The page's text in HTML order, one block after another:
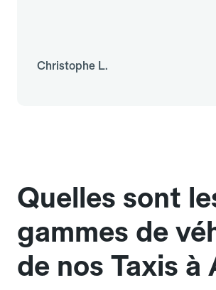
Christophe L.
Quelles sont
gammes de
de nos Taxis à